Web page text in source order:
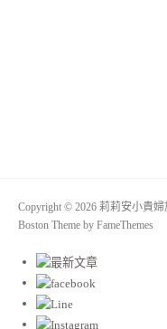
Copyright © 2026 莉莉安小貴婦
Boston Theme by FameThemes